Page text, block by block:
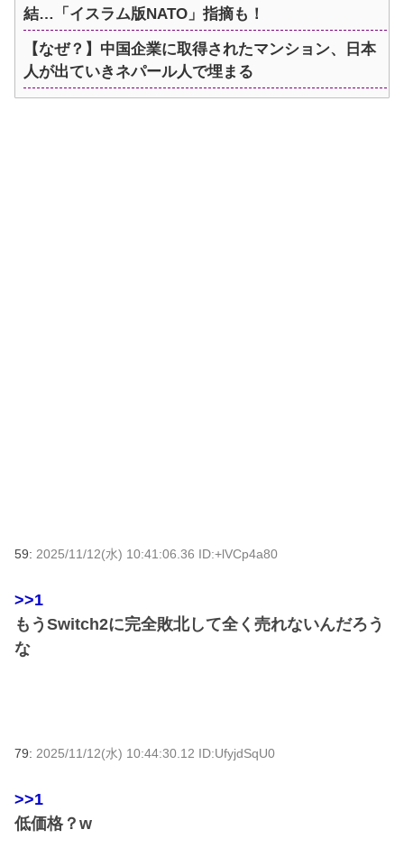
結…「イスラム版NATO」指摘も！
【なぜ？】中国企業に取得されたマンション、日本
人が出ていきネパール人で埋まる
59: 2025/11/12(水) 10:41:06.36 ID:+lVCp4a80
>>1
もうSwitch2に完全敗北して全く売れないんだろう
な
79: 2025/11/12(水) 10:44:30.12 ID:UfyjdSqU0
>>1
低価格？w